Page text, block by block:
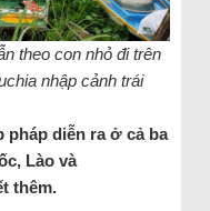
theo con nhỏ đi trên
nhập cảnh trái
diễn ra ở cả ba
Lào và
thêm.